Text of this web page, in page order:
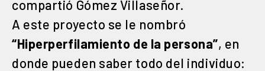
compartió Gómez Villaseñor.
A este proyecto se le nombró
“Hiperperfilamiento de la persona”, en
donde pueden saber todo del individuo: